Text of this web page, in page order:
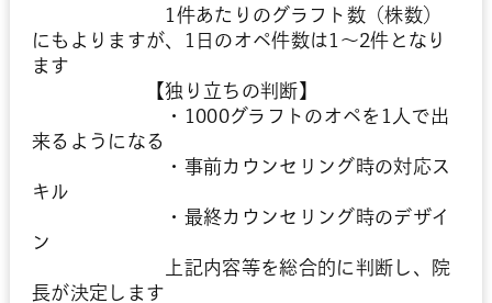
1件あたりのグラフト数（株数）
にもよりますが、1日のオペ件数は1～2件となり
ます
【独り立ちの判断】
・1000グラフトのオペを1人で出
来るようになる
・事前カウンセリング時の対応ス
キル
・最終カウンセリング時のデザイ
ン
上記内容等を総合的に判断し、院
長が決定します